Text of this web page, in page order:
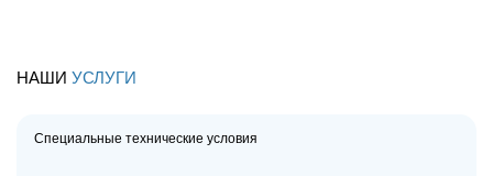
НАШИ УСЛУГИ
Специальные технические условия